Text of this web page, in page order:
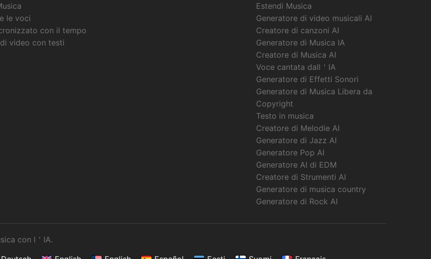
le voci
con il tempo
video con testi
Estendi Musica
Generatore di video musicali AI
Creatore di canzoni AI
Generatore di Musica IA
Creatore di Musica AI
Voce cantata dall＇IA
Generatore di Effetti Sonori
Generatore di Musica Libera da
Copyright
Testo in musica
Creatore di Melodie AI
Generatore di Jazz AI
Generatore Pop AI
Generatore AI di EDM
Creatore di Strumenti AI
Generatore di musica country
Generatore di Rock AI
con l＇IA.